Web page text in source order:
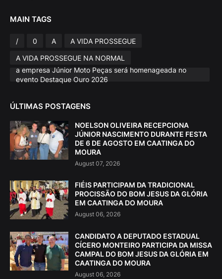
MAIN TAGS
/ 0 A
A VIDA PROSSEGUE
A VIDA PROSSEGUE NA NORMAL
a empresa Júnior Moto Peças será homenageada no
evento Destaque Ouro 2026
ÚLTIMAS POSTAGENS
NOELSON OLIVEIRA RECEPCIONA
JÚNIOR NASCIMENTO DURANTE FESTA
DE 6 DE AGOSTO EM CAATINGA DO
MOURA
August 07, 2026
FIÉIS PARTICIPAM DA TRADICIONAL
PROCISSÃO DO BOM JESUS DA GLÓRIA
EM CAATINGA DO MOURA
August 06, 2026
CANDIDATO A DEPUTADO ESTADUAL
CÍCERO MONTEIRO PARTICIPA DA MISSA
CAMPAL DO BOM JESUS DA GLÓRIA EM
CAATINGA DO MOURA
August 06, 2026